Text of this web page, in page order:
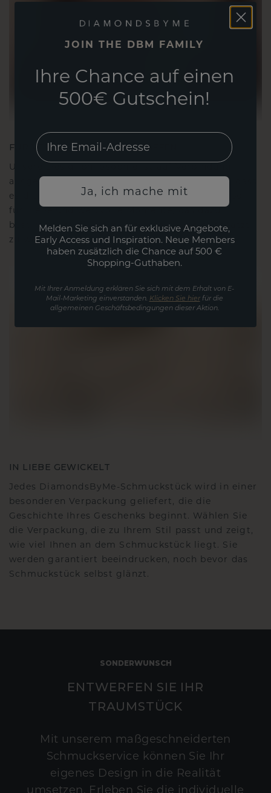
FÜR VERBINDUNGEN GESCHAFFEN
Unsere Designphilosophie ist auf Verbindung
ausgelegt, wobei jedes Stück so gestaltet ist, dass
es die Zeit überdauert. Es wird zu Ihrem Symbol
für Liebe und wertvolle Momente, das dazu
bestimmt ist, für immer getragen und geschätzt
zu werden.
IN LIEBE GEWICKELT
Jedes DiamondsByMe-Schmuckstück wird in einer
besonderen Verpackung geliefert, die die
Geschichte Ihres Geschenks beginnt. Wählen Sie
die Verpackung, die zu Ihrem Stil passt und zeigt,
wie viel Ihnen an dem Schmuckstück liegt. Sie
werden garantiert beeindrucken, noch bevor das
Schmuckstück selbst glänzt.
SONDERWUNSCH
ENTWERFEN SIE IHR
TRAUMSTÜCK
Mit unserem maßgeschneiderten
Schmuckservice können Sie Ihr
eigenes Design in die Realität
umsetzen. Erleben Sie die individuelle
JOIN THE DBM FAMILY
Ihre Chance auf einen
500€ Gutschein!
EMail
Ja, ich mache mit
Melden Sie sich an für exklusive Angebote,
Early Access und Inspiration. Neue Members
haben zusätzlich die Chance auf 500 €
Shopping-Guthaben.
Mit Ihrer Anmeldung erklären Sie sich mit dem Erhalt von E-
Mail-Marketing einverstanden. Klicken Sie hierfür die
allgemeinen Geschäftsbedingungen dieser Aktion.